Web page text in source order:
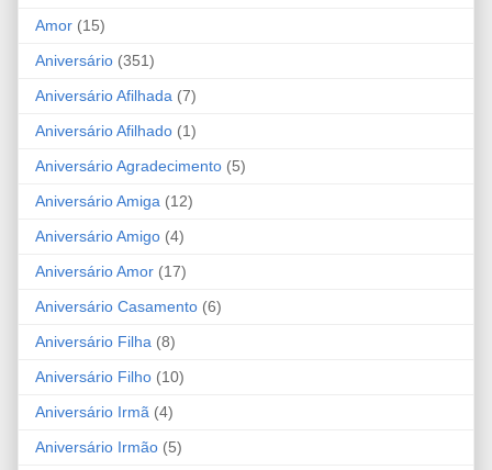
Amor (15)
Aniversário (351)
Aniversário Afilhada (7)
Aniversário Afilhado (1)
Aniversário Agradecimento (5)
Aniversário Amiga (12)
Aniversário Amigo (4)
Aniversário Amor (17)
Aniversário Casamento (6)
Aniversário Filha (8)
Aniversário Filho (10)
Aniversário Irmã (4)
Aniversário Irmão (5)